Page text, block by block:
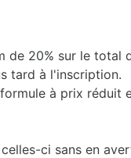
de 20% sur le total
tard à l'inscription.
à prix réduit
ci sans en